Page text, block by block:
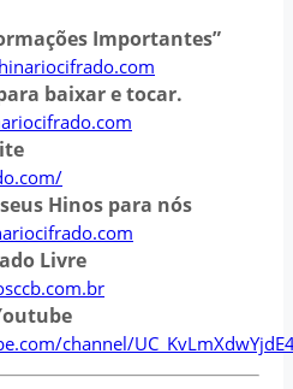
Importantes”
baixar e tocar.
Hinos para nós
Livre
channel/